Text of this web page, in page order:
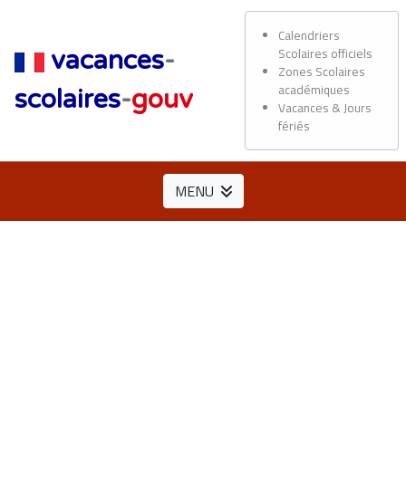
vacances-
scolaires-gouv
Calendriers
Scolaires officiels
Zones Scolaires
académiques
Vacances & Jours
fériés
MENU